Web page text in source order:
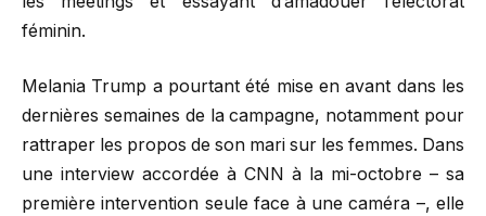
féminin.
Melania Trump a pourtant été mise en avant dans les
dernières semaines de la campagne, notamment pour
rattraper les propos de son mari sur les femmes. Dans
une interview accordée à CNN à la mi-octobre – sa
première intervention seule face à une caméra –, elle